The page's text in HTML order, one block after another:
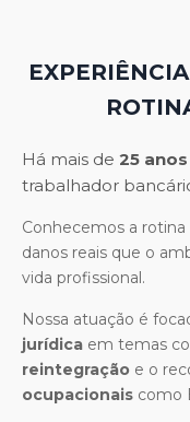
Há mais de 25 anos
trabalhador
Conhecemos a
danos reais que o
vida profissional.
Nossa atuação é
jurídica em temas
reintegração e o
ocupacionais como